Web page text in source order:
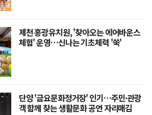
제천 홍광유치원, '찾아오는 에어바운스
체험' 운영…신나는 기초체력 '쑥'
단양 '금요문화정거장' 인기…주민·관광
객 함께 찾는 생활문화 공연 자리매김